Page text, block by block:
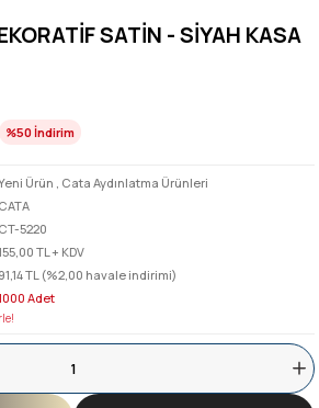
SATİN - SİYAH KASA
%50İndirim
Ürün , Cata Aydınlatma Ürünleri
CATA
CT-5220
TL + KDV
91,14 TL (%2,00 havale indirimi)
Adet